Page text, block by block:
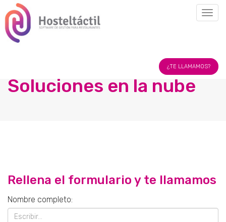
¿TE LLAMAMOS?
Soluciones en la nube
Rellena el formulario y te llamamos
Nombre completo: